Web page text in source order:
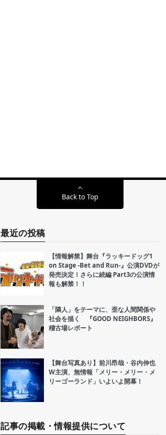
Back to Top
最近の投稿
【情報解禁】舞台『ラッキードッグ1
on Stage -Bet and Run-』公演DVDが
発売決定！さらに続編 Part3の公演情
報も解禁！！
「隣人」をテーマに、歪な人間関係や
社会を描く 『GOOD NEIGHBORS』
稽古場レポート
【舞台写真あり】前川昂哉・谷内伸也
W主演、無情報「メリー・メリー・メ
リーゴーランド」いよいよ開幕！
記事の掲載・情報提供について